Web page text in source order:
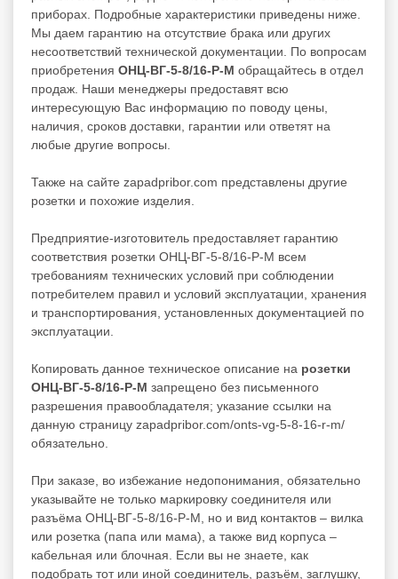
приборах. Подробные характеристики приведены ниже.
Мы даем гарантию на отсутствие брака или других
несоответствий технической документации. По вопросам
приобретения ОНЦ-ВГ-5-8/16-Р-М обращайтесь в отдел
продаж. Наши менеджеры предоставят всю
интересующую Вас информацию по поводу цены,
наличия, сроков доставки, гарантии или ответят на
любые другие вопросы.
Также на сайте zapadpribor.com представлены другие
розетки и похожие изделия.
Предприятие-изготовитель предоставляет гарантию
соответствия розетки ОНЦ-ВГ-5-8/16-Р-М всем
требованиям технических условий при соблюдении
потребителем правил и условий эксплуатации, хранения
и транспортирования, установленных документацией по
эксплуатации.
Копировать данное техническое описание на розетки
ОНЦ-ВГ-5-8/16-Р-М запрещено без письменного
разрешения правообладателя; указание ссылки на
данную страницу zapadpribor.com/onts-vg-5-8-16-r-m/
обязательно.
При заказе, во избежание недопонимания, обязательно
указывайте не только маркировку соединителя или
разъёма ОНЦ-ВГ-5-8/16-Р-М, но и вид контактов – вилка
или розетка (папа или мама), а также вид корпуса –
кабельная или блочная. Если вы не знаете, как
подобрать тот или иной соединитель, разъём, заглушку,